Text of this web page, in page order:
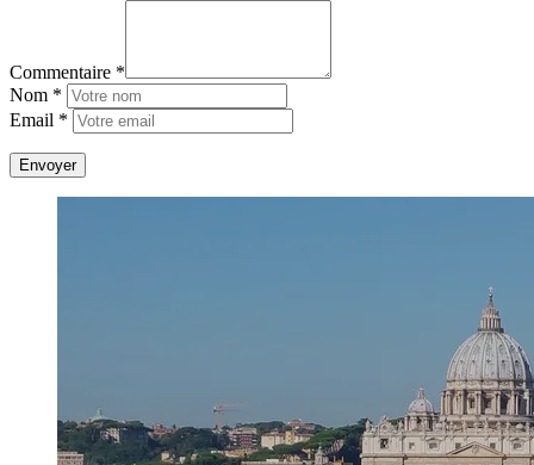
Commentaire *
Nom *
Email *